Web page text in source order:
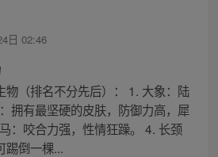
日 02:46
物（排名不分先后）： 1. 大象：陆
拥有最坚硬的皮肤，防御力高，犀
：咬合力强，性情狂躁。 4. 长颈
踢倒一棵...